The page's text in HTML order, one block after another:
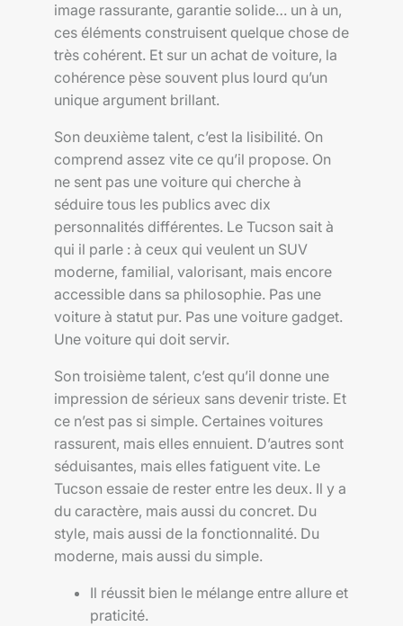
image rassurante, garantie solide… un à un,
ces éléments construisent quelque chose de
très cohérent. Et sur un achat de voiture, la
cohérence pèse souvent plus lourd qu’un
unique argument brillant.
Son deuxième talent, c’est la lisibilité. On
comprend assez vite ce qu’il propose. On
ne sent pas une voiture qui cherche à
séduire tous les publics avec dix
personnalités différentes. Le Tucson sait à
qui il parle : à ceux qui veulent un SUV
moderne, familial, valorisant, mais encore
accessible dans sa philosophie. Pas une
voiture à statut pur. Pas une voiture gadget.
Une voiture qui doit servir.
Son troisième talent, c’est qu’il donne une
impression de sérieux sans devenir triste. Et
ce n’est pas si simple. Certaines voitures
rassurent, mais elles ennuient. D’autres sont
séduisantes, mais elles fatiguent vite. Le
Tucson essaie de rester entre les deux. Il y a
du caractère, mais aussi du concret. Du
style, mais aussi de la fonctionnalité. Du
moderne, mais aussi du simple.
Il réussit bien le mélange entre allure et
praticité.